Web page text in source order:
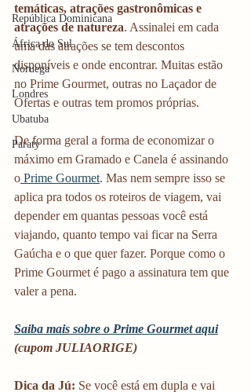
República Dominicana
África do Sul
Noruega
Londres
Ubatuba
Paraty
temáticas, atrações gastronômicas e
atrações de natureza. Assinalei em cada
uma das atrações se tem descontos
disponíveis e onde encontrar. Muitas estão
no Prime Gourmet, outras no Laçador de
Ofertas e outras tem promos próprias.
De forma geral a forma de economizar o
máximo em Gramado e Canela é assinando
o Prime Gourmet. Mas nem sempre isso se
aplica pra todos os roteiros de viagem, vai
depender em quantas pessoas você está
viajando, quanto tempo vai ficar na Serra
Gaúcha e o que quer fazer. Porque como o
Prime Gourmet é pago a assinatura tem que
valer a pena.
Saiba mais sobre o Prime Gourmet aqui
(cupom JULIAORIGE)
Dica da Jú: Se você está em dupla e vai